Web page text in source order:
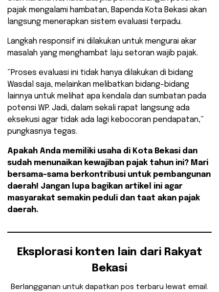
pajak mengalami hambatan, Bapenda Kota Bekasi akan
langsung menerapkan sistem evaluasi terpadu.
​Langkah responsif ini dilakukan untuk mengurai akar
masalah yang menghambat laju setoran wajib pajak.
​”Proses evaluasi ini tidak hanya dilakukan di bidang
Wasdal saja, melainkan melibatkan bidang-bidang
lainnya untuk melihat apa kendala dan sumbatan pada
potensi WP. Jadi, dalam sekali rapat langsung ada
eksekusi agar tidak ada lagi kebocoran pendapatan,”
pungkasnya tegas.
Apakah Anda memiliki usaha di Kota Bekasi dan
sudah menunaikan kewajiban pajak tahun ini? Mari
bersama-sama berkontribusi untuk pembangunan
daerah! Jangan lupa bagikan artikel ini agar
masyarakat semakin peduli dan taat akan pajak
daerah.
Eksplorasi konten lain dari Rakyat
Bekasi
Berlangganan untuk dapatkan pos terbaru lewat email.